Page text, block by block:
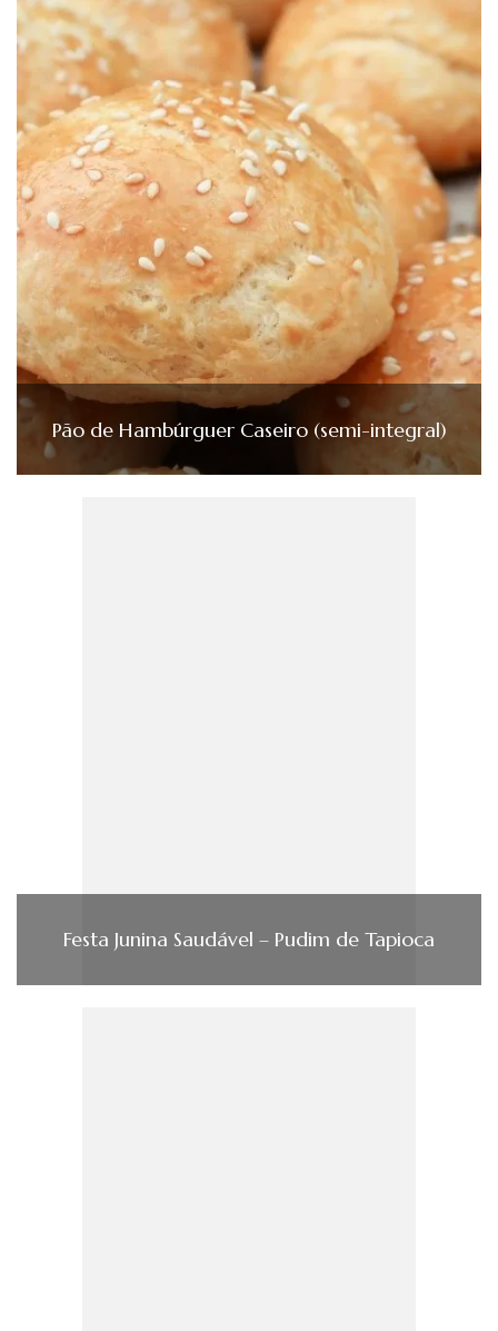
Pão de Hambúrguer Caseiro (semi-integral)
Festa Junina Saudável – Pudim de Tapioca